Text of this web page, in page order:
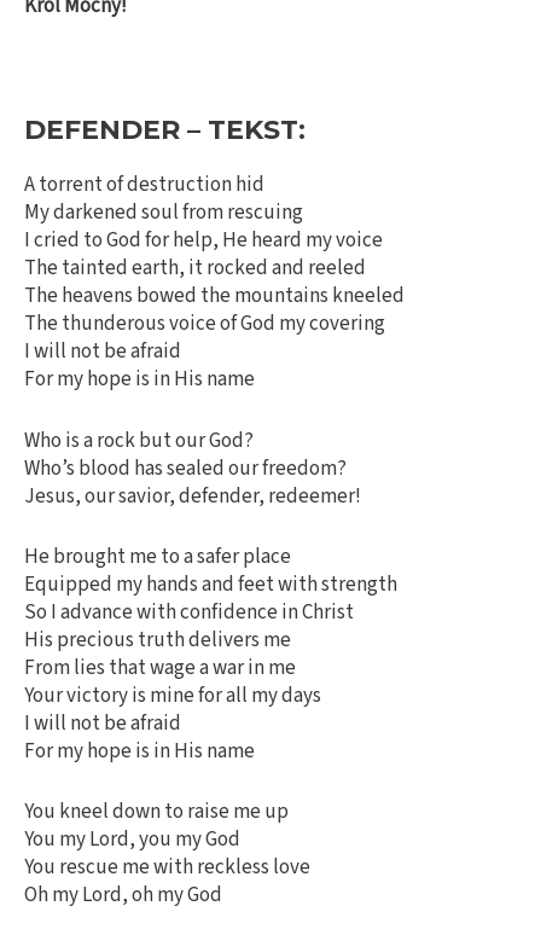
Król Mocny!
DEFENDER – TEKST:
A torrent of destruction hid
My darkened soul from rescuing
I cried to God for help, He heard my voice
The tainted earth, it rocked and reeled
The heavens bowed the mountains kneeled
The thunderous voice of God my covering
I will not be afraid
For my hope is in His name
Who is a rock but our God?
Who’s blood has sealed our freedom?
Jesus, our savior, defender, redeemer!
He brought me to a safer place
Equipped my hands and feet with strength
So I advance with confidence in Christ
His precious truth delivers me
From lies that wage a war in me
Your victory is mine for all my days
I will not be afraid
For my hope is in His name
You kneel down to raise me up
You my Lord, you my God
You rescue me with reckless love
Oh my Lord, oh my God